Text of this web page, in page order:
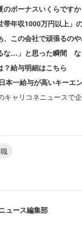
のボーナスいくらです
帯年収1000万円以上」
、この会社で頑張るの
な…」と思った瞬間
？給与明細はこちら
本一給与が高いキーエ
キャリコネニュースで
ュース編集部